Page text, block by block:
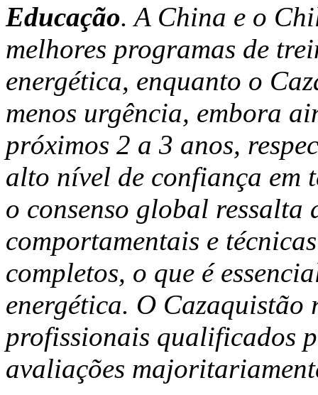
Educação. A China e o
melhores programas de
energética, enquanto o
menos urgência, embora
próximos 2 a 3 anos,
alto nível de confiança em
o consenso global ressalta
comportamentais e
completos, o que é
energética. O Cazaquistão
profissionais qualificados
avaliações